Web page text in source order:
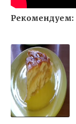
Рекомендуем: